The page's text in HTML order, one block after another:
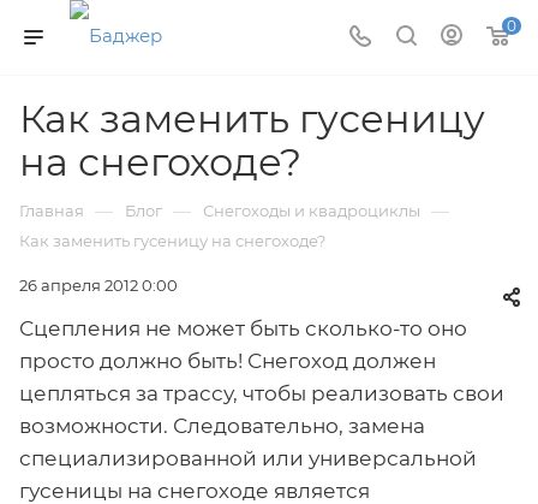
0
Как заменить гусеницу
на снегоходе?
Главная — Блог — Снегоходы и квадроциклы —
Как заменить гусеницу на снегоходе?
26 апреля 2012 0:00
Сцепления не может быть сколько-то оно
просто должно быть! Снегоход должен
цепляться за трассу, чтобы реализовать свои
возможности. Следовательно, замена
специализированной или универсальной
гусеницы на снегоходе является